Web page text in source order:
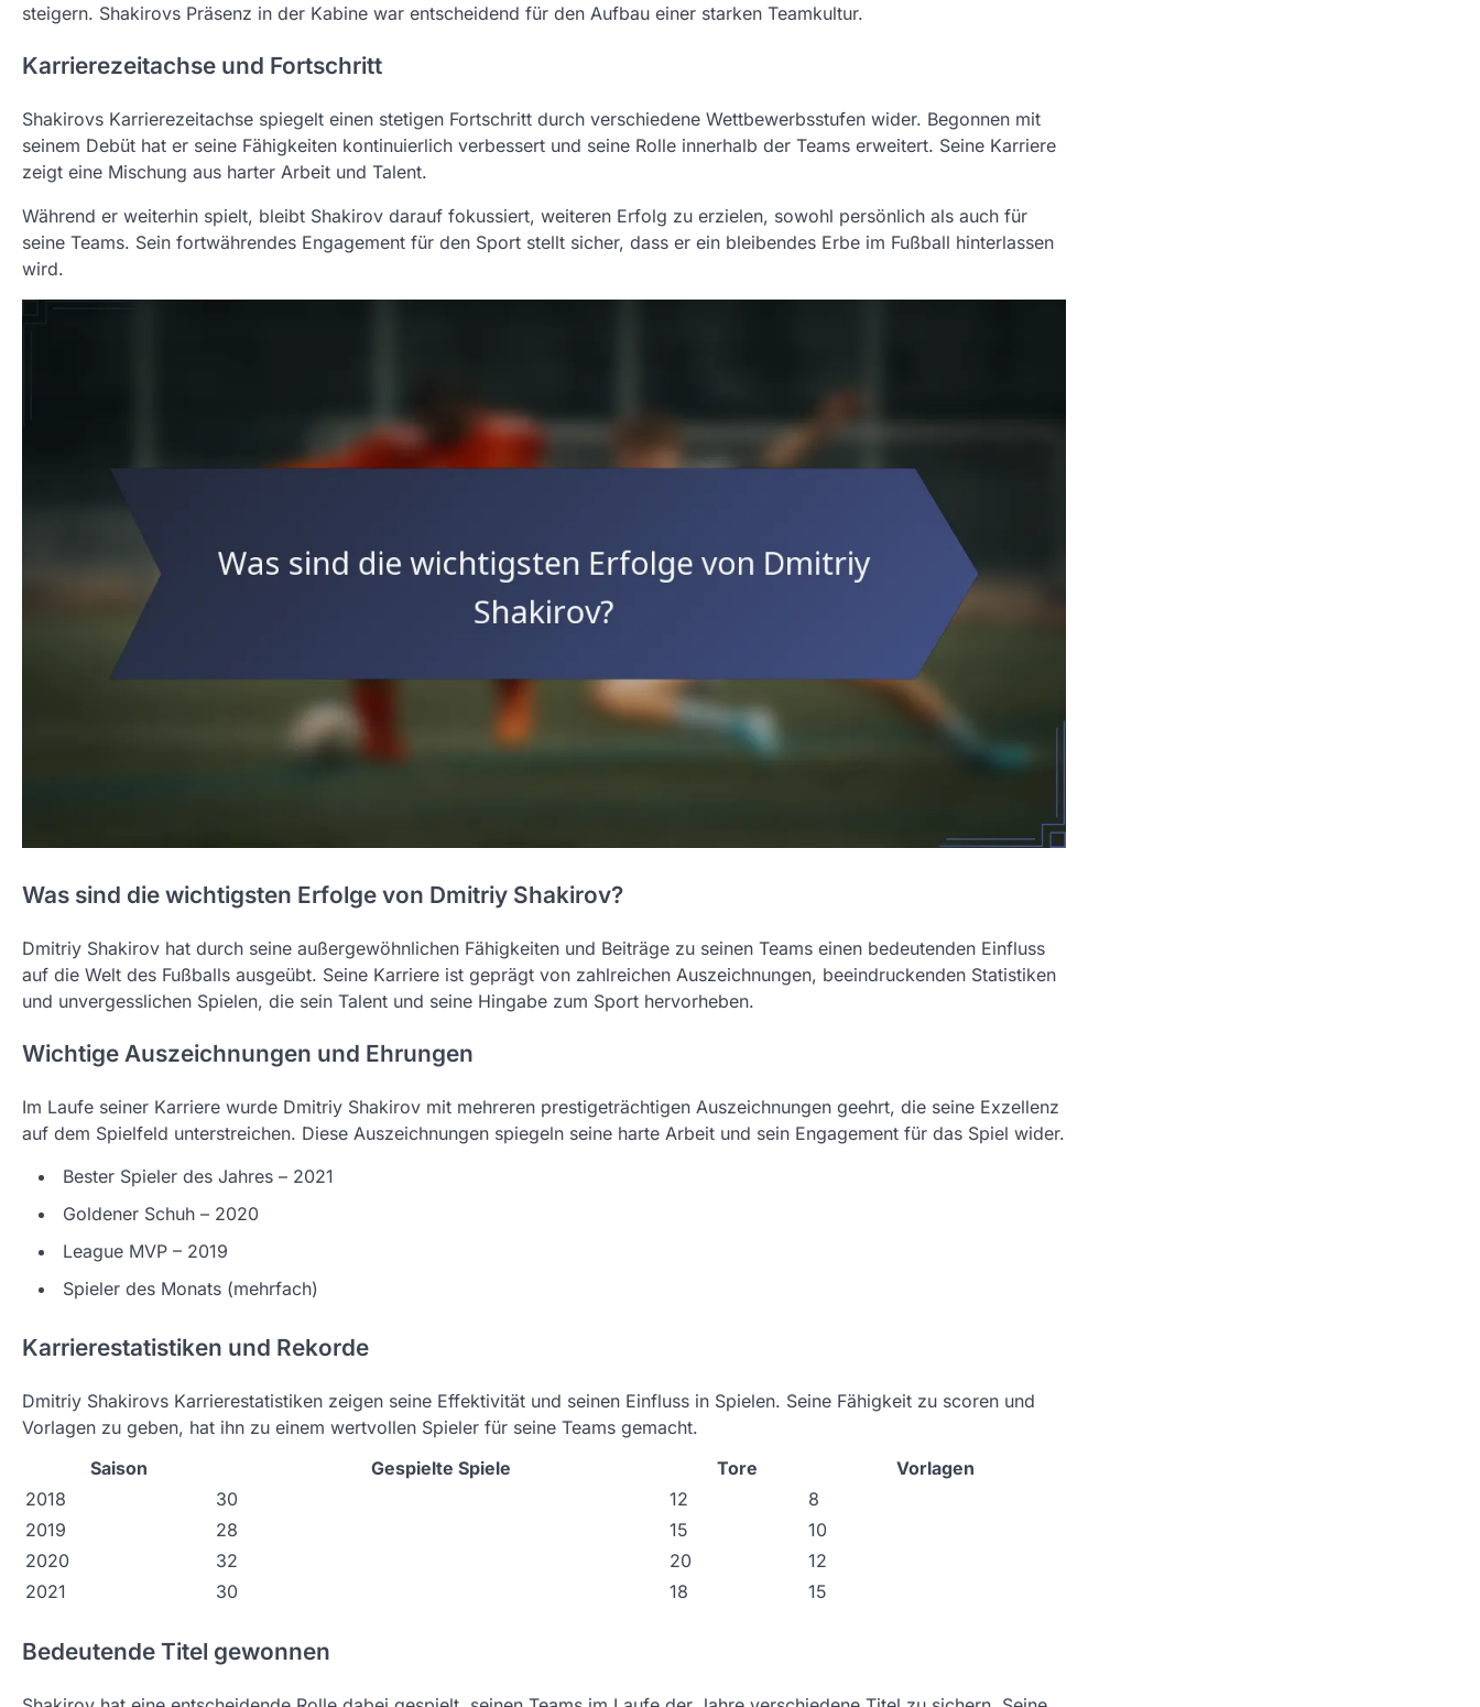
steigern. Shakirovs Präsenz in der Kabine war entscheidend für den Aufbau einer starken Teamkultur.
Karrierezeitachse und Fortschritt
Shakirovs Karrierezeitachse spiegelt einen stetigen Fortschritt durch verschiedene Wettbewerbsstufen wider. Begonnen mit
seinem Debüt hat er seine Fähigkeiten kontinuierlich verbessert und seine Rolle innerhalb der Teams erweitert. Seine Karriere
zeigt eine Mischung aus harter Arbeit und Talent.
Während er weiterhin spielt, bleibt Shakirov darauf fokussiert, weiteren Erfolg zu erzielen, sowohl persönlich als auch für
seine Teams. Sein fortwährendes Engagement für den Sport stellt sicher, dass er ein bleibendes Erbe im Fußball hinterlassen
wird.
Was sind die wichtigsten Erfolge von Dmitriy Shakirov?
Dmitriy Shakirov hat durch seine außergewöhnlichen Fähigkeiten und Beiträge zu seinen Teams einen bedeutenden Einfluss
auf die Welt des Fußballs ausgeübt. Seine Karriere ist geprägt von zahlreichen Auszeichnungen, beeindruckenden Statistiken
und unvergesslichen Spielen, die sein Talent und seine Hingabe zum Sport hervorheben.
Wichtige Auszeichnungen und Ehrungen
Im Laufe seiner Karriere wurde Dmitriy Shakirov mit mehreren prestigeträchtigen Auszeichnungen geehrt, die seine Exzellenz
auf dem Spielfeld unterstreichen. Diese Auszeichnungen spiegeln seine harte Arbeit und sein Engagement für das Spiel wider.
Bester Spieler des Jahres – 2021
Goldener Schuh – 2020
League MVP – 2019
Spieler des Monats (mehrfach)
Karrierestatistiken und Rekorde
Dmitriy Shakirovs Karrierestatistiken zeigen seine Effektivität und seinen Einfluss in Spielen. Seine Fähigkeit zu scoren und
Vorlagen zu geben, hat ihn zu einem wertvollen Spieler für seine Teams gemacht.
Saison
Gespielte Spiele Tore
Vorlagen
2018
30 12
8
2019
28 15
10
2020
32 20
12
2021
30 18 15
Bedeutende Titel gewonnen